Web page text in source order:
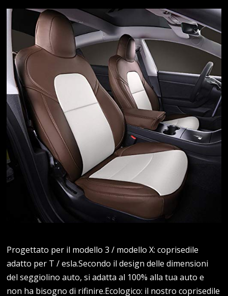
Progettato per il modello 3 / modello X: coprisedile
adatto per T / esla.Secondo il design delle dimensioni
del seggiolino auto, si adatta al 100% alla tua auto e
non ha bisogno di rifinire.Ecologico: il nostro coprisedile